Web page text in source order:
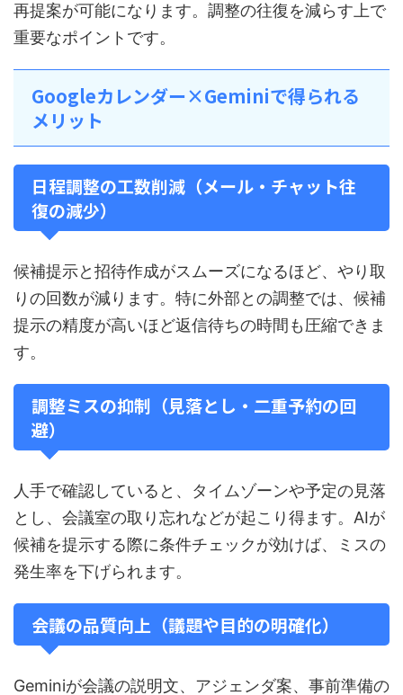
再提案が可能になります。調整の往復を減らす上で
重要なポイントです。
Googleカレンダー×Geminiで得られる
メリット
日程調整の工数削減（メール・チャット往
復の減少）
候補提示と招待作成がスムーズになるほど、やり取
りの回数が減ります。特に外部との調整では、候補
提示の精度が高いほど返信待ちの時間も圧縮できま
す。
調整ミスの抑制（見落とし・二重予約の回
避）
人手で確認していると、タイムゾーンや予定の見落
とし、会議室の取り忘れなどが起こり得ます。AIが
候補を提示する際に条件チェックが効けば、ミスの
発生率を下げられます。
会議の品質向上（議題や目的の明確化）
Geminiが会議の説明文、アジェンダ案、事前準備の